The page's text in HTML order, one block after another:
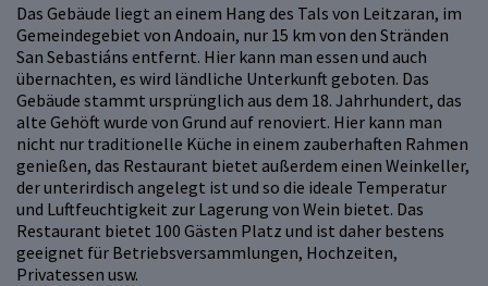
Das Gebäude liegt an einem Hang des Tals von Leitzaran, im
Gemeindegebiet von Andoain, nur 15 km von den Stränden
San Sebastiáns entfernt. Hier kann man essen und auch
übernachten, es wird ländliche Unterkunft geboten. Das
Gebäude stammt ursprünglich aus dem 18. Jahrhundert, das
alte Gehöft wurde von Grund auf renoviert. Hier kann man
nicht nur traditionelle Küche in einem zauberhaften Rahmen
genießen, das Restaurant bietet außerdem einen Weinkeller,
der unterirdisch angelegt ist und so die ideale Temperatur
und Luftfeuchtigkeit zur Lagerung von Wein bietet. Das
Restaurant bietet 100 Gästen Platz und ist daher bestens
geeignet für Betriebsversammlungen, Hochzeiten,
Privatessen usw.